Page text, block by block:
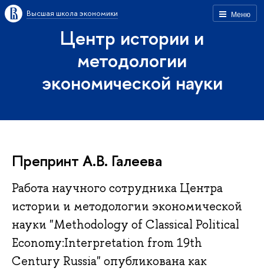
Меню
Высшая школа экономики
Центр истории и
методологии
экономической науки
Препринт А.В. Галеева
Работа научного сотрудника Центра
истории и методологии экономической
науки "Methodology of Classical Political
Economy:Interpretation from 19th
Century Russia" опубликована как